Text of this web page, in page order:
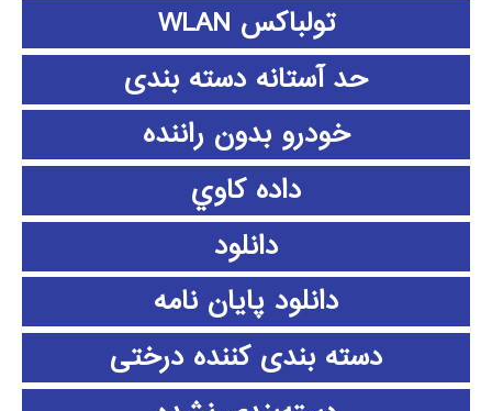
تولباکس WLAN
حد آستانه دسته بندی
خودرو بدون راننده
داده كاوي
دانلود
دانلود پايان نامه
دسته بندی کننده درختی